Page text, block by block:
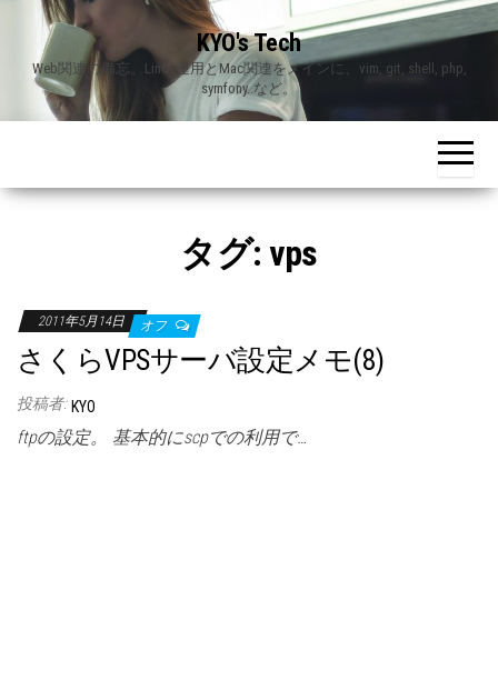
content
KYO's Tech
Web関連の備忘。Linux運用とMac関連をメインに、vim, git, shell, php,
symfony..など。
タグ: vps
2011年5月14日 オフ
さくらVPSサーバ設定メモ(8)
投稿者: KYO
ftpの設定。 基本的にscpでの利用で…